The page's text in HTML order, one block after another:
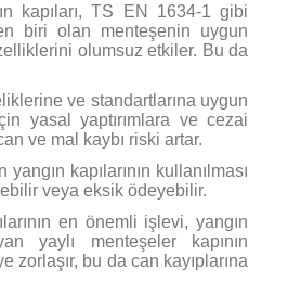
kapıları, TS EN 1634-1 gibi
biri olan menteşenin uygun
olumsuz etkiler. Bu da
ve standartlarına uygun
yasal yaptırımlara ve cezai
ve mal kaybı riski artar.
kapılarının kullanılması
veya eksik ödeyebilir.
en önemli işlevi, yangın
yaylı menteşeler kapının
zorlaşır, bu da can kayıplarına